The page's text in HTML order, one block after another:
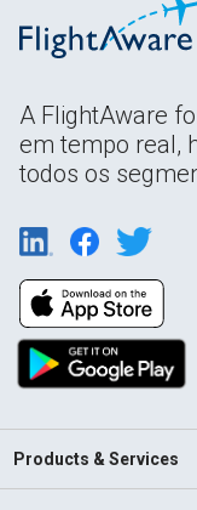
A FlightAware
em tempo real,
todos os
Products & Services